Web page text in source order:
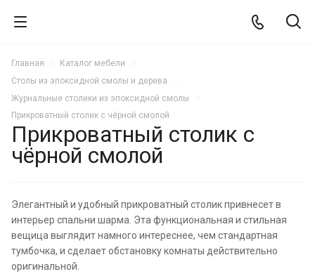
Главная
Каталог мебели
Столы из эпоксидной смолы и дерева
Журнальные столики из эпоксидной смолы
Прикроватный столик с чёрной смолой
Прикроватный столик с
чёрной смолой
Элегантный и удобный прикроватный столик привнесет в
интерьер спальни шарма. Эта функциональная и стильная
вещица выглядит намного интереснее, чем стандартная
тумбочка, и сделает обстановку комнаты действительно
оригинальной.